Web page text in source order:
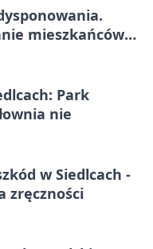
mieszkańców
Park
nie
w Siedlcach -
zręczności